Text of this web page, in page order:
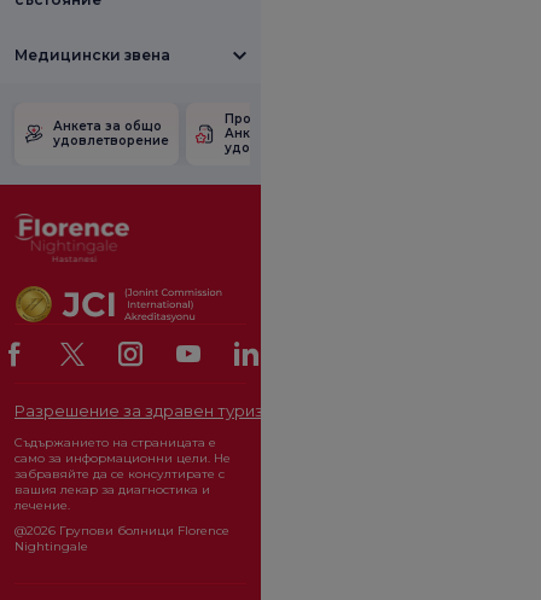
Медицински звена
Анкета за общо
удовлетворение
Проверете
Анкетата за
удовлетвореност.
Разрешение за здравен туризъм
Съдържанието на страницата е
само за информационни цели. Не
забравяйте да се консултирате с
вашия лекар за диагностика и
лечение.
@2026 Групови болници Florence
Nightingale